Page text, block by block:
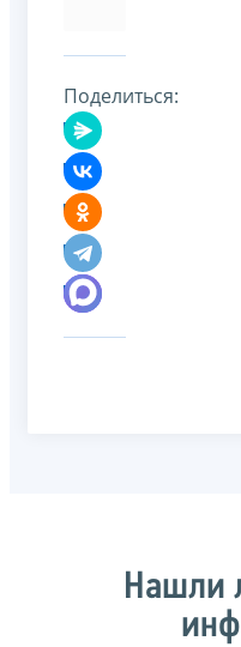
Поделиться:
Нашли